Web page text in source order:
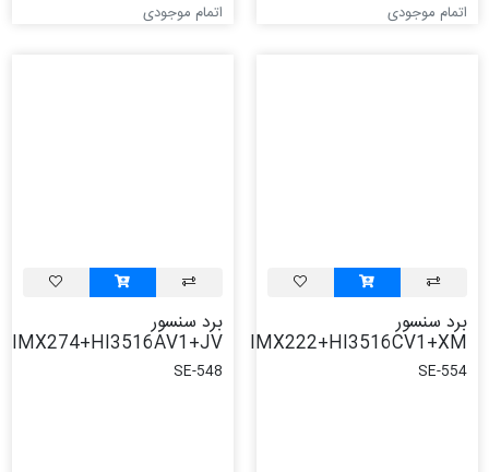
اتمام موجودی اتمام موجودی
برد سنسور
IMX222+HI3516CV1+XM
SE-554
برد سنسور
IMX274+HI3516AV1+JV
SE-548